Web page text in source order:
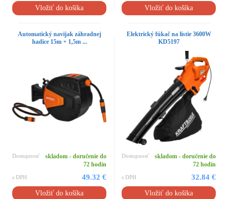
Vložiť do košíka Vložiť do košíka
Automatický navijak záhradnej
hadice 15m + 1,5m ...
Dostupnosť
skladom - doručenie do
72 hodín
s DPH 49.32 €
Vložiť do košíka
Elektrický fúkač na lístie 3600W
KD5197
Dostupnosť
skladom - doručenie do
72 hodín
s DPH 32.84 €
Vložiť do košíka